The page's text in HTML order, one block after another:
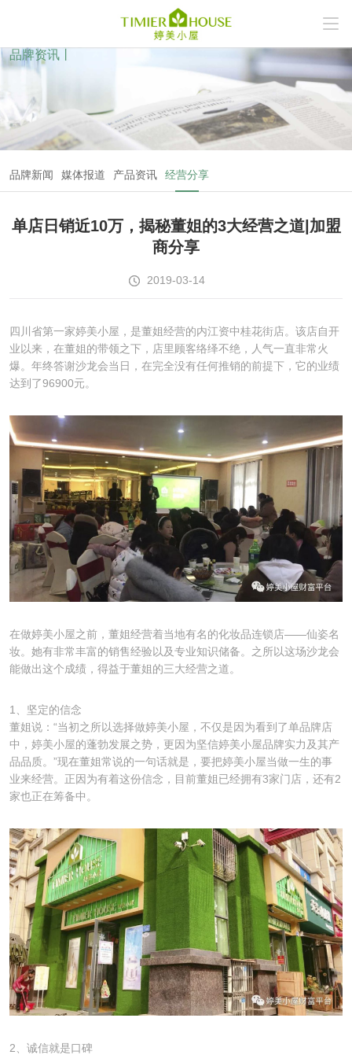
品牌资讯丨
品牌新闻 媒体报道 产品资讯 经营分享
单店日销近10万，揭秘董姐的3大经营之道|加盟
商分享
2019-03-14
四川省第一家婷美小屋，是董姐经营的内江资中桂花街店。该店自开
业以来，在董姐的带领之下，店里顾客络绎不绝，人气一直非常火
爆。年终答谢沙龙会当日，在完全没有任何推销的前提下，它的业绩
达到了96900元。
在做婷美小屋之前，董姐经营着当地有名的化妆品连锁店——仙姿名
妆。她有非常丰富的销售经验以及专业知识储备。之所以这场沙龙会
能做出这个成绩，得益于董姐的三大经营之道。
1、坚定的信念
董姐说：“当初之所以选择做婷美小屋，不仅是因为看到了单品牌店
中，婷美小屋的蓬勃发展之势，更因为坚信婷美小屋品牌实力及其产
品品质。”现在董姐常说的一句话就是，要把婷美小屋当做一生的事
业来经营。正因为有着这份信念，目前董姐已经拥有3家门店，还有2
家也正在筹备中。
2、诚信就是口碑